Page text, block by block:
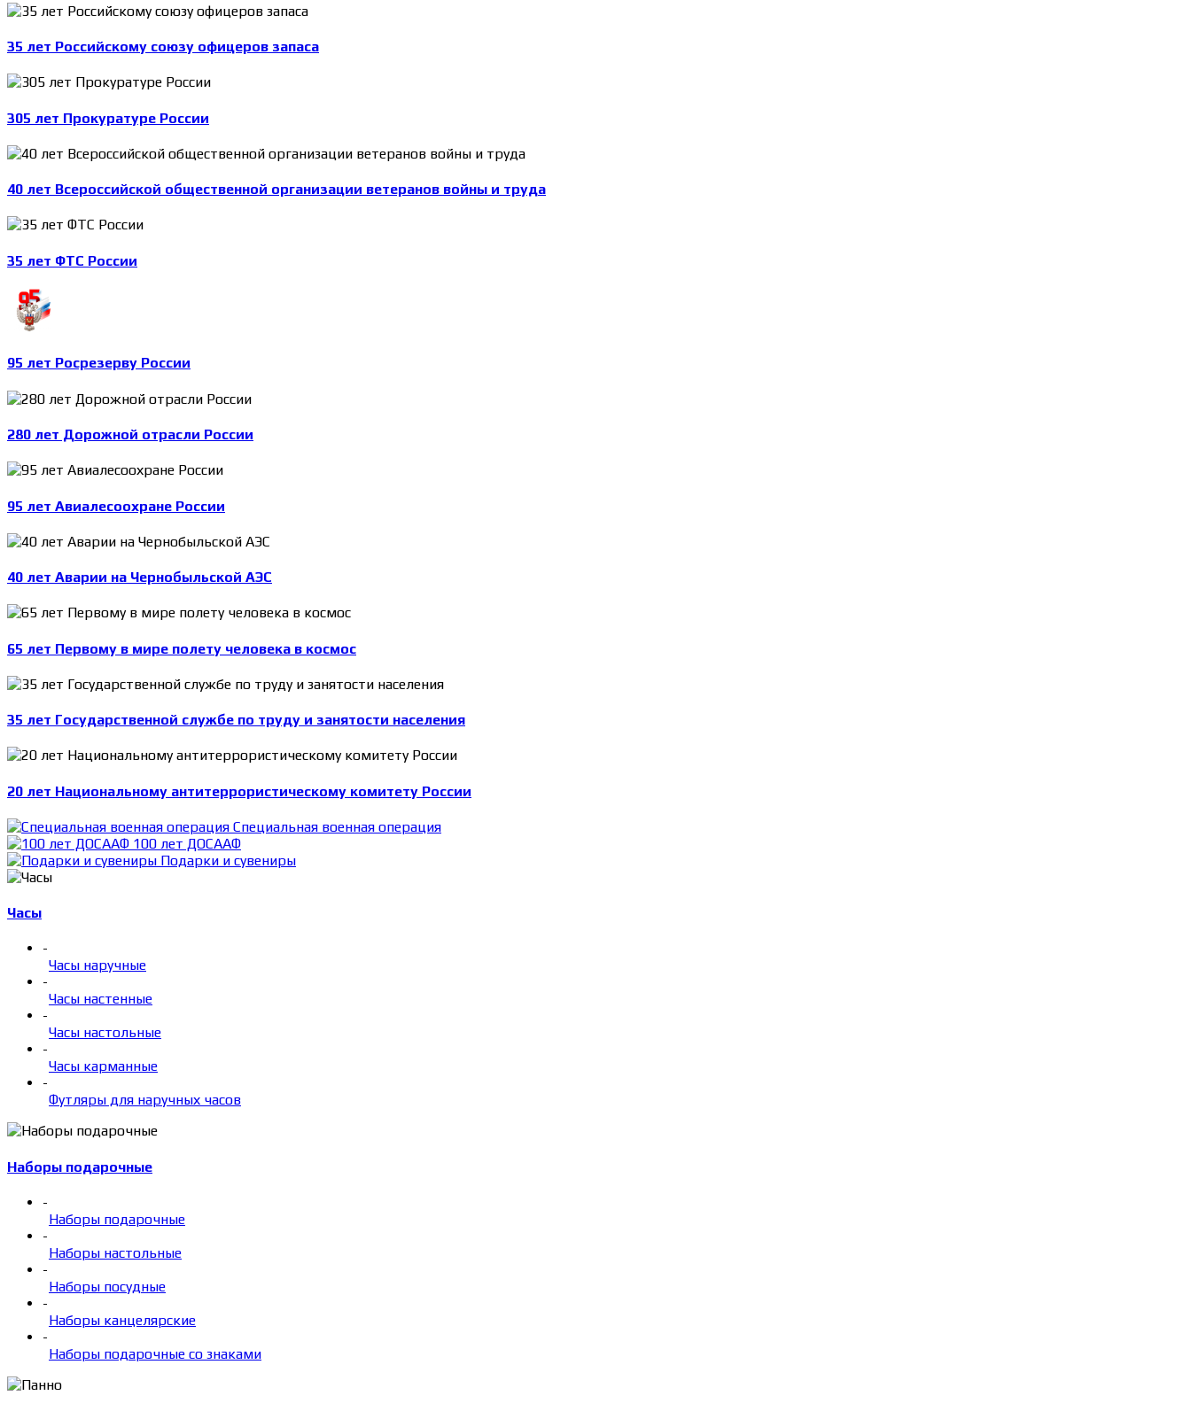
35 лет Российскому союзу офицеров запаса
305 лет Прокуратуре России
40 лет Всероссийской общественной организации ветеранов войны и труда
35 лет ФТС России
95 лет Росрезерву России
280 лет Дорожной отрасли России
95 лет Авиалесоохране России
40 лет Аварии на Чернобыльской АЭС
65 лет Первому в мире полету человека в космос
35 лет Государственной службе по труду и занятости населения
20 лет Национальному антитеррористическому комитету России
Специальная военная операция
100 лет ДОСААФ
Подарки и сувениры
Часы
-
Часы наручные
-
Часы настенные
-
Часы настольные
-
Часы карманные
-
Футляры для наручных часов
Наборы подарочные
-
Наборы подарочные
-
Наборы настольные
-
Наборы посудные
-
Наборы канцелярские
-
Наборы подарочные со знаками